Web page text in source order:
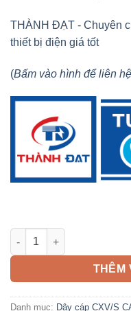
THÀNH ĐẠT - Chuyên
thiết bị điện giá tốt
(Bấm vào hình để liên
Cáp CXV/S 500mm2
THÊM
Danh mục: Dây cáp CXV/S